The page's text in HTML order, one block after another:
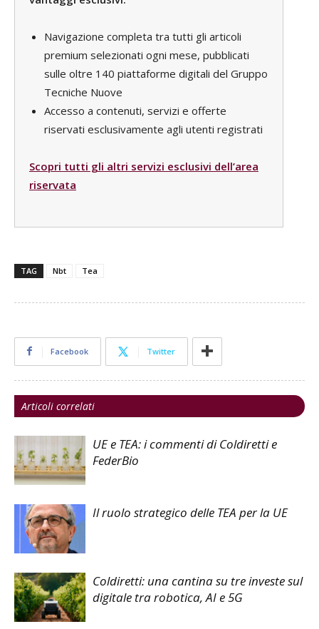
Navigazione completa tra tutti gli articoli
premium selezionati ogni mese, pubblicati
sulle oltre 140 piattaforme digitali del Gruppo
Tecniche Nuove
Accesso a contenuti, servizi e offerte
riservati esclusivamente agli utenti registrati
Scopri tutti gli altri servizi esclusivi dell’area
riservata
TAG Nbt Tea
Facebook Twitter
Articoli correlati
UE e TEA: i commenti di Coldiretti e
FederBio
Il ruolo strategico delle TEA per la UE
Coldiretti: una cantina su tre investe sul
digitale tra robotica, AI e 5G